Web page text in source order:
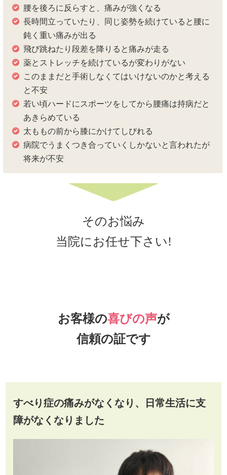
腰を後ろに反らすと、痛みが強くなる
長時間立っていたり、同じ姿勢を続けていると腰に
鈍く重い痛みが出る
飛び跳ねたり段差を降りると痛みが走る
薬とストレッチを続けているが変わりがない
このままだと手術しなくてはいけないのかと考える
と不安
若い頃ハードにスポーツをしてから腰痛は持病だと
あきらめている
太ももの前から膝にかけてしびれる
病院でうまくつき合っていくしかないと言われたが
将来が不安
そのお悩み
当院にお任せ下さい!
お客様の喜びの声が
信頼の証です
すべり症の痛みがなくなり、日常生活に支
障がなくなりました